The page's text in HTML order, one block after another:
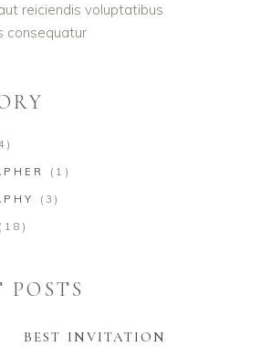
reiciendis voluptatibus
consequatur
(1)
(3)
(18)
POSTS
BEST INVITATION